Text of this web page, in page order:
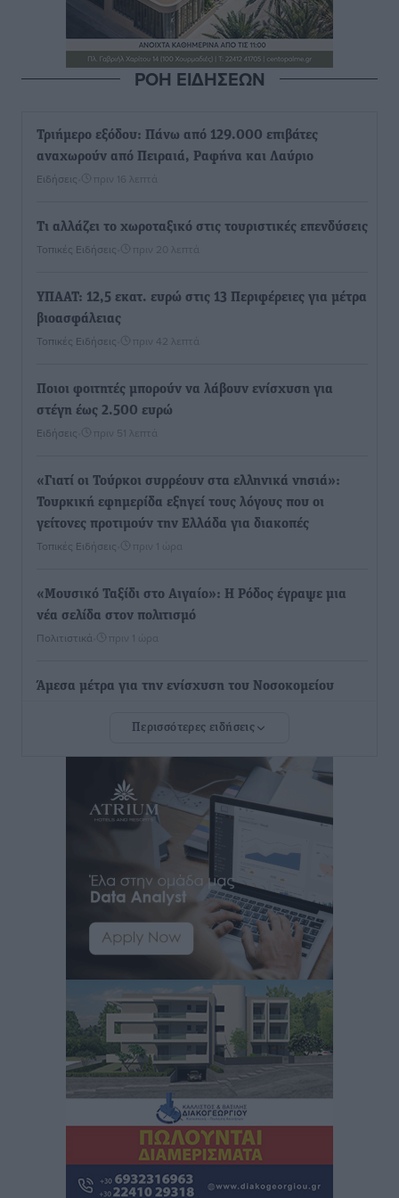
ΡΟΗ ΕΙΔΗΣΕΩΝ
Τριήμερο εξόδου: Πάνω από 129.000 επιβάτες
αναχωρούν από Πειραιά, Ραφήνα και Λαύριο
Ειδήσεις πριν 16 λεπτά
Τι αλλάζει το χωροταξικό στις τουριστικές επενδύσεις
Τοπικές Ειδήσεις πριν 20 λεπτά
ΥΠΑΑΤ: 12,5 εκατ. ευρώ στις 13 Περιφέρειες για μέτρα
βιοασφάλειας
Τοπικές Ειδήσεις πριν 42 λεπτά
Ποιοι φοιτητές μπορούν να λάβουν ενίσχυση για
στέγη έως 2.500 ευρώ
Ειδήσεις πριν 51 λεπτά
«Γιατί οι Τούρκοι συρρέουν στα ελληνικά νησιά»:
Τουρκική εφημερίδα εξηγεί τους λόγους που οι
γείτονες προτιμούν την Ελλάδα για διακοπές
Τοπικές Ειδήσεις πριν 1 ώρα
«Μουσικό Ταξίδι στο Αιγαίο»: Η Ρόδος έγραψε μια
νέα σελίδα στον πολιτισμό
Πολιτιστικά πριν 1 ώρα
Άμεσα μέτρα για την ενίσχυση του Νοσοκομείου
ανακοίνωσε ο Άδωνις Γεωργιάδης
Iατρικός Σύλλογος Ροδου προς Α. Γεωργιάδη:
Στρατηγικές Προτάσεις για την Ενίσχυση της
Δημόσιας Υγείας στη Νησιωτική Ελλάδα και στα
Νοσοκομεία της Γ΄ Ζώνης
Τοπικές Ειδήσεις πριν 2 ώρες
Πάνθηρες: Ξεκίνησαν αισιόδοξοι για την παρθενική
“πτήση” τους
Αθλητικά• πριν 2 ώρες
Άρης Αρχαγγέλου: Στο πλευρό του άτυχου Ιάκωβου
Αθλητικά• πριν 2 ώρες
Φοίβος: Η μεγάλη επιστροφή του Μπρένο Σαλβατιέρα
Κλεάνθης: Έτοιμες οι κάρτες διαρκείας της νέας
Περισσότερες ειδήσεις